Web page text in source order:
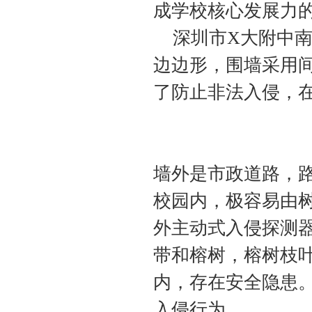
成学校核心发展力
深圳市X大附中
边边形，围墙采用
了防止非法入侵，
墙外是市政道路，
校园内，极容易由
外主动式入侵探测
带和榕树，榕树枝
内，存在安全隐患